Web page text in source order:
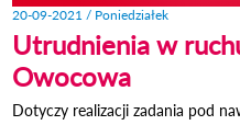
20-09-2021 / Poniedziałek
Utrudnienia w
Owocowa
Dotyczy realizacji zadania pod